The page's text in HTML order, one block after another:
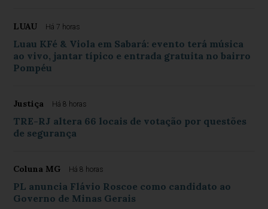
LUAU Há 7 horas
Luau KFé & Viola em Sabará: evento terá música
ao vivo, jantar típico e entrada gratuita no bairro
Pompéu
Justiça Há 8 horas
TRE-RJ altera 66 locais de votação por questões
de segurança
Coluna MG Há 8 horas
PL anuncia Flávio Roscoe como candidato ao
Governo de Minas Gerais